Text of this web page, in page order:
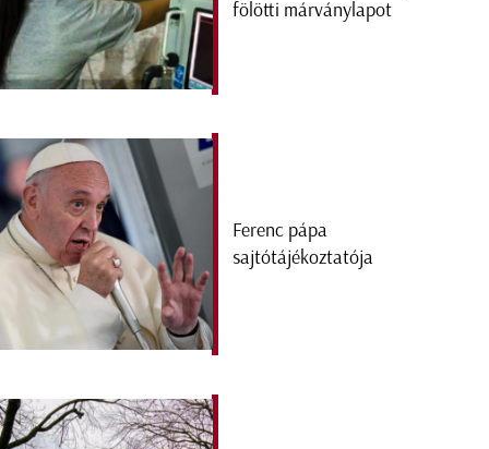
fölötti márványlapot
Ferenc pápa
sajtótájékoztatója